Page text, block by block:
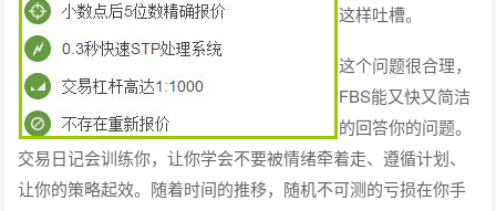
这样吐槽。
这个问题很合理，
FBS能又快又简洁
的回答你的问题。
交易日记会训练你，让你学会不要被情绪牵着走、遵循计划、
让你的策略起效。随着时间的推移，随机不可测的亏损在你手